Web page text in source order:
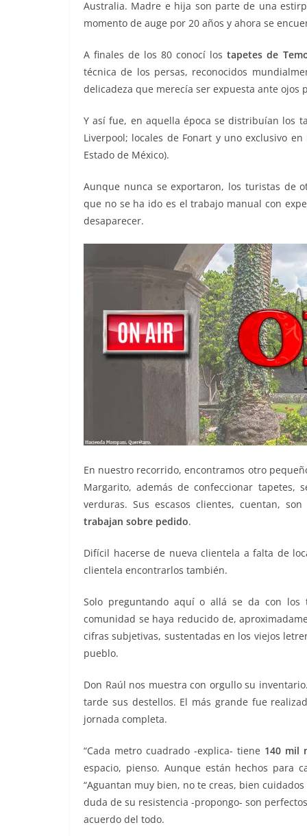
Australia. Madre e hija son parte de una
momento de auge por 20 años y ahora se
A finales de los 80 conocí lostapetes de
técnica de los persas, reconocidos
delicadeza que merecía ser expuesta ante ojos
Y así fue, en aquella época se distribuían los
Liverpool; locales de Fonart y uno exclusivo
Estado de México).
Aunque nunca se exportaron, los turistas de
que no se ha ido es el trabajo manual con
desaparecer.
En nuestro recorrido, encontramos otro
Margarito, además de confeccionar
verduras. Sus escasos clientes, cuentan,
trabajan sobre pedido.
Difícil hacerse de nueva clientela a falta de
clientela encontrarlos también.
Solo preguntando aquí o allá se da con los
comunidad se haya reducido de,
cifras subjetivas, sustentadas en los viejos
pueblo.
Don Raúl nos muestra con orgullo su
tarde sus destellos. El más grande fue
jornada completa.
“Cada metro cuadrado -explica- tiene 140 mil
espacio, pienso. Aunque están hechos para
“Aguantan muy bien, no te creas, bien
duda de su resistencia -propongo- son
acuerdo del todo.